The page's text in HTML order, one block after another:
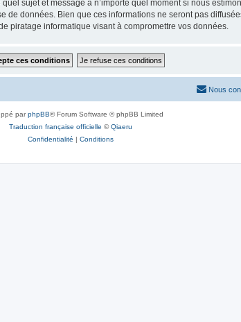
sujet et message à n’importe quel moment si nous
données. Bien que ces informations ne seront pas
piratage informatique visant à compromettre vos données.
Nous
parphpBB® Forum Software © phpBB Limited
Traduction française officielle ©Qiaeru
Confidentialité | Conditions